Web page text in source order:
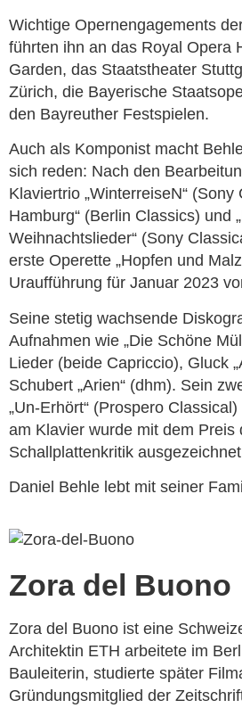
Wichtige Opernengagements
führten ihn an das Royal Opera
Garden, das Staatstheater
Zürich, die Bayerische
den Bayreuther Festspielen.
Auch als Komponist macht
sich reden: Nach den
Klaviertrio „WinterreiseN“ (Sony
Hamburg“ (Berlin Classics) und
Weihnachtslieder“ (Sony
erste Operette „Hopfen und
Uraufführung für Januar 2023
Seine stetig wachsende
Aufnahmen wie „Die Schöne
Lieder (beide Capriccio), Gluck
Schubert „Arien“ (dhm). Sein
„Un-Erhört“ (Prospero
am Klavier wurde mit dem Preis
Schallplattenkritik
Daniel Behle lebt mit seiner
Zora del Buono
Zora del Buono ist eine
Architektin ETH arbeitete im
Bauleiterin, studierte später
Gründungsmitglied der